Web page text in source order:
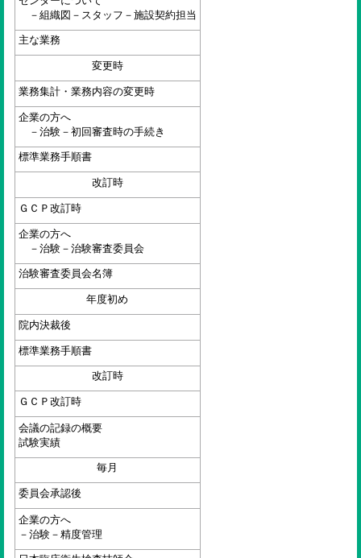
－組織図－スタッフ－施設契約担当
主な業務
変更時
業務集計・業務内容の変更時
企業の方へ
－治験－初回審査時の手続き
標準業務手順書
改訂時
ＧＣＰ改訂時
企業の方へ
－治験－治験審査委員会
治験審査委員会名簿
年度初め
院内決裁後
標準業務手順書
改訂時
ＧＣＰ改訂時
会議の記録の概要
試験実績
毎月
委員会承認後
企業の方へ
－治験－精度管理